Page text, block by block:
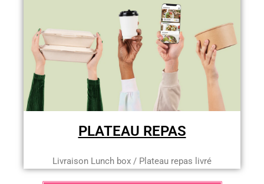
PLATEAU REPAS
Livraison Lunch box / Plateau repas livré